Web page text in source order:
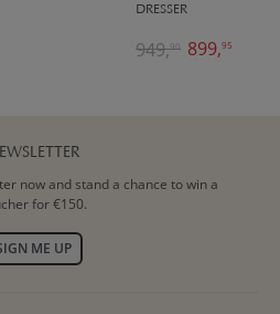
DRESSER
899,95
949,90
now and stand a chance to win a
for €150.
ME UP